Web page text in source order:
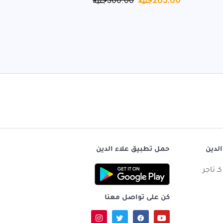
تاجر
حمل تطبيق علاء الدين
كن على تواصل معنا